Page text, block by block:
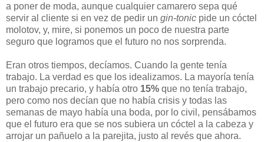
a poner de moda, aunque cualquier camarero sepa qué
servir al cliente si en vez de pedir un gin-tonic pide un cóctel
molotov, y, mire, si ponemos un poco de nuestra parte
seguro que logramos que el futuro no nos sorprenda.
Eran otros tiempos, decíamos. Cuando la gente tenía
trabajo. La verdad es que los idealizamos. La mayoría tenía
un trabajo precario, y había otro 15% que no tenía trabajo,
pero como nos decían que no había crisis y todas las
semanas de mayo había una boda, por lo civil, pensábamos
que el futuro era que se nos subiera un cóctel a la cabeza y
arrojar un pañuelo a la parejita, justo al revés que ahora.